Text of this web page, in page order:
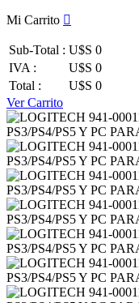
Mi Carrito
Sub-Total : U$S 0
IVA :
U$S 0
Total :
U$S 0
Ver Carrito